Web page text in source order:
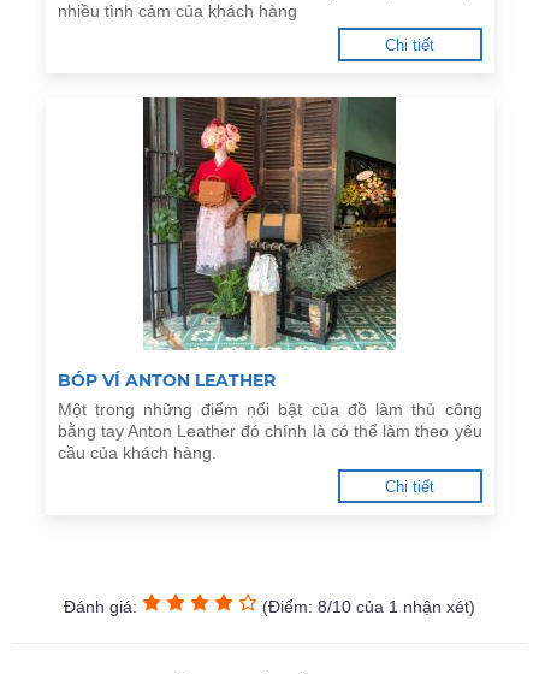
nhiều tình cảm của khách hàng
Chi tiết
BÓP VÍ ANTON LEATHER
Một trong những điểm nổi bật của đồ làm thủ công
bằng tay Anton Leather đó chính là có thể làm theo yêu
cầu của khách hàng.
Chi tiết
Đánh giá: (Điểm: 8/10 của 1 nhận xét)